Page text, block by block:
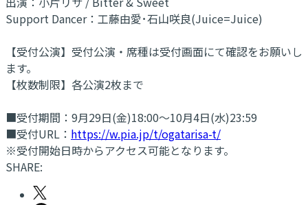
Support Dancer：工藤由愛･石山咲良(Juice=Juice)
【受付公演】受付公演・席種は受付画面にて確認をお願いし
ます。
【枚数制限】各公演2枚まで
■受付期間：9月29日(金)18:00～10月4日(水)23:59
■受付URL： https://w.pia.jp/t/ogatarisa-t/
※受付開始日時からアクセス可能となります。
SHARE: